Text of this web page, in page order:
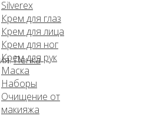
Silverex
Крем для глаз
Крем для лица
Крем для ног
Крем для рук
Маска
Наборы
Очищение от
макияжа
Пенка